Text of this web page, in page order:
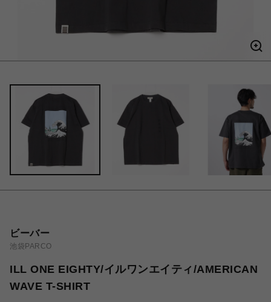
ビーバー
池袋PARCO
ILL ONE EIGHTY/イルワンエイティ/AMERICAN
WAVE T-SHIRT